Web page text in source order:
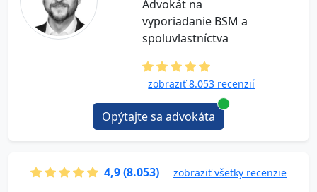
Advokát na
vyporiadanie BSM a
spoluvlastníctva
zobraziť 8.053 recenzií
Opýtajte sa advokáta
4,9 (8.053) zobraziť všetky recenzie